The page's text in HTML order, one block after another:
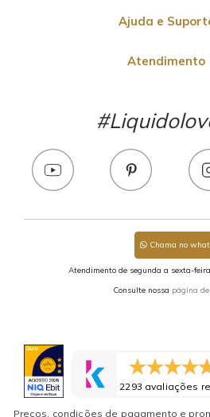
Ajuda e
Atendimento
Chama no
Atendimento de segunda a sexta-
Consulte nossa página
2293 avaliações
Preços, condições de pagamento e